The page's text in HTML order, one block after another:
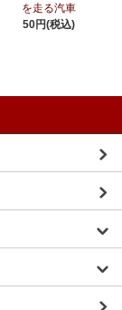
を走る汽車
50円(税込)